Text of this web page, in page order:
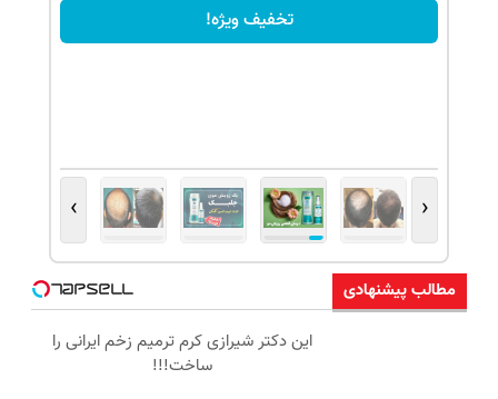
تخفیف ویژه!
‹
›
مطالب پیشنهادی
این دکتر شیرازی کرم ترمیم زخم ایرانی را
ساخت!!!